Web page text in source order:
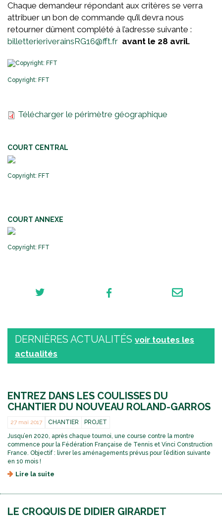
Chaque demandeur répondant aux critères se verra
attribuer un bon de commande qu’il devra nous
retourner dûment complété à l’adresse suivante :
billetterieriverainsRG16@fft.fr avant le 28 avril.
Copyright: FFT
Télécharger le périmètre géographique
COURT CENTRAL
Copyright: FFT
COURT ANNEXE
Copyright: FFT
DERNIÈRES ACTUALITÉS voir toutes les
actualités
ENTREZ DANS LES COULISSES DU
CHANTIER DU NOUVEAU ROLAND-GARROS
27 mai 2017 CHANTIER PROJET
Jusqu’en 2020, après chaque tournoi, une course contre la montre
commence pour la Fédération Française de Tennis et Vinci Construction
France. Objectif : livrer les aménagements prévus pour l’édition suivante
en 10 mois !
Lire la suite
t
LE CROQUIS DE DIDIER GIRARDET